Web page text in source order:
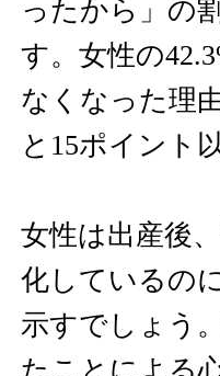
ったから」の
す。女性の
なくなった理
と15ポイント
女性は出産後
化しているの
示すでしょう